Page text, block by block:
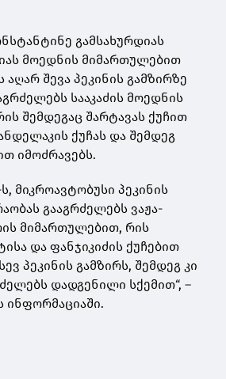
გამსახურდიას
მოედნის მიმართულებით
შევა პეკინის გამზირზე
სააკაძის მოედნის
შემდეგაც შარტავას ქუჩით
ქუჩას და შემდეგ
იმოძრავებს.
ს, მიკროავტობუსი პეკინის
გააგრძელებს ვაჟა-
მიმართულებით, რის
და ფანჯიკიძის ქუჩებით
პეკინის გამზირს, შემდეგ კი
დადგენილი სქემით“, –
ინფორმაციაში.